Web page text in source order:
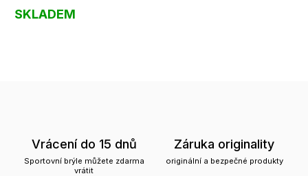
SKLADEM
Vrácení do 15 dnů
Sportovní brýle můžete zdarma
vrátit
Záruka originality
originální a bezpečné produkty